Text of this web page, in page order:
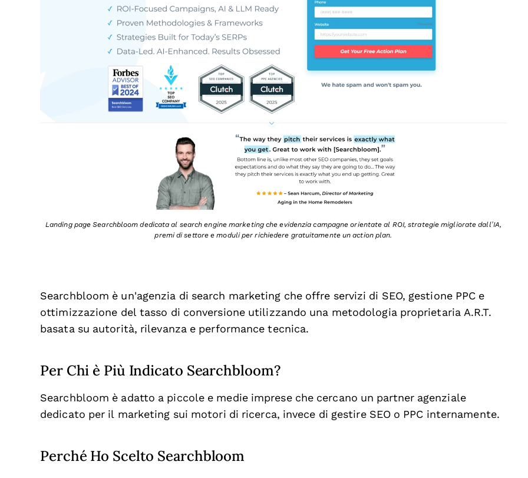
Landing page Searchbloom dedicata al search engine marketing che evidenzia campagne orientate al ROI, strategie migliorate dall’IA,
premi di settore e moduli per richiedere gratuitamente un action plan.
Searchbloom è un'agenzia di search marketing che offre servizi di SEO, gestione PPC e
ottimizzazione del tasso di conversione utilizzando una metodologia proprietaria A.R.T.
basata su autorità, rilevanza e performance tecnica.
Per Chi è Più Indicato Searchbloom?
Searchbloom è adatto a piccole e medie imprese che cercano un partner agenziale
dedicato per il marketing sui motori di ricerca, invece di gestire SEO o PPC internamente.
Perché Ho Scelto Searchbloom